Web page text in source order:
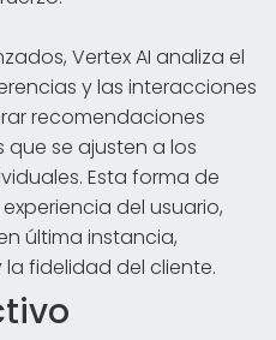
Vertex AI analiza el
y las interacciones
recomendaciones
se ajusten a los
Esta forma de
del usuario,
última instancia,
fidelidad del cliente.